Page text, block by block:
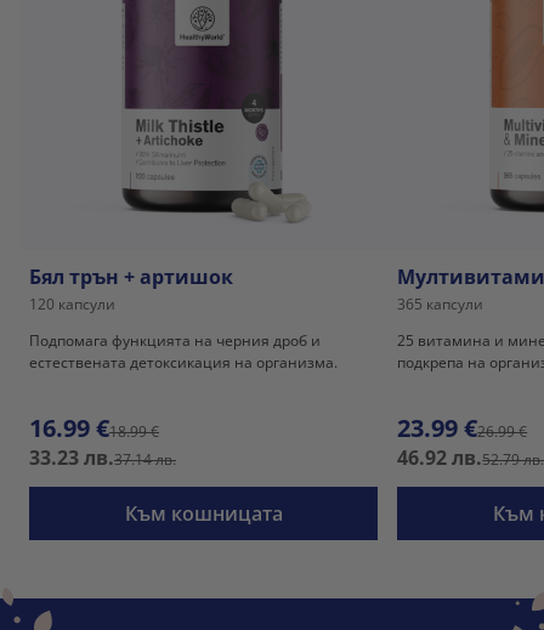
Бял трън + артишок
120 капсули
Подпомага функцията на черния дроб и
естествената детоксикация на организма.
16.99 €18.99 €
33.23 лв.37.14 лв.
Към кошницата
365 капсули
25 витамина и
подкрепа на
23.99 €26.99 €
46.92 лв.52.79 лв.
Към